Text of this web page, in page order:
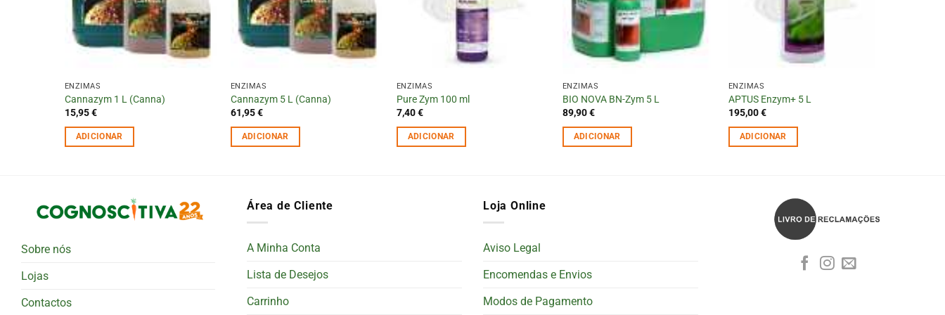
ENZIMAS
Cannazym 1 L (Canna)
15,95€
ADICIONAR
ENZIMAS
Cannazym 5 L (Canna)
61,95€
ADICIONAR
ENZIMAS
Pure Zym 100 ml
7,40€
ADICIONAR
ENZIMAS
BIO NOVA BN-Zym 5 L
89,90€
ADICIONAR
ENZIMAS
APTUS Enzym+ 5 L
195,00€
ADICIONAR
Sobre nós
Lojas
Contactos
Área de Cliente
A Minha Conta
Lista de Desejos
Carrinho
Loja Online
Aviso Legal
Encomendas e Envios
Modos de Pagamento